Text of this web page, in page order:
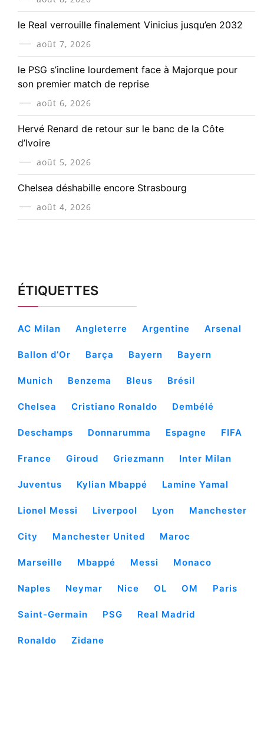
le Real verrouille finalement Vinicius jusqu’en 2032
août 7, 2026
le PSG s’incline lourdement face à Majorque pour
son premier match de reprise
août 6, 2026
Hervé Renard de retour sur le banc de la Côte
d’Ivoire
août 5, 2026
Chelsea déshabille encore Strasbourg
août 4, 2026
ÉTIQUETTES
AC Milan Angleterre Argentine Arsenal
Ballon d’Or Barça Bayern Bayern
Munich Benzema Bleus Brésil
Chelsea Cristiano Ronaldo Dembélé
Deschamps Donnarumma Espagne FIFA
France Giroud Griezmann Inter Milan
Juventus Kylian Mbappé Lamine Yamal
Lionel Messi Liverpool Lyon Manchester
City Manchester United Maroc
Marseille Mbappé Messi Monaco
Naples Neymar Nice OL OM Paris
Saint-Germain PSG Real Madrid
Ronaldo Zidane